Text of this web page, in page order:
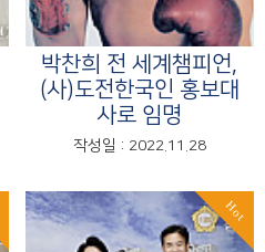
박찬희 전 세계챔피언,
(사)도전한국인 홍보대
사로 임명
작성일 : 2022.11.28
Hot